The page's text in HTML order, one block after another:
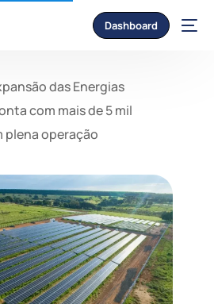
Dashboard
das Energias
com mais de 5 mil
plena operação